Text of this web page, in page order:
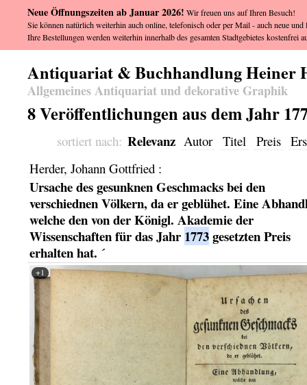
Antiquariat & Buchhandlung Heiner
Allgemeines Antiquariat und dekorative Graphik
8 Veröffentlichungen aus dem Jahr
sortiert nach: Relevanz Autor Titel Preis
Herder, Johann Gottfried:
Ursache des gesunknen Geschmacks bei den
verschiednen Völkern, da er geblühet. Eine
welche den von der Königl. Akademie der
Wissenschaften für das Jahr 1773gesetzten Preis
erhalten hat. ´
+1
Neue Öffnungszeiten ab Januar 2026! Wir freuen uns auf Ihren Besuch!
Sie können natürlich weiterhin auch online, telefonisch oder per Mail - auch neue
Ihre Bestellungen werden weiterhin innerhalb des gesamten Stadtgebietes kostenfrei